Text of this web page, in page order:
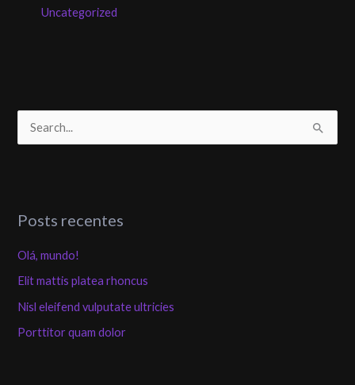
Uncategorized
u
r
p
Posts recentes
Olá, mundo!
Elit mattis platea rhoncus
Nisl eleifend vulputate ultricies
Porttitor quam dolor